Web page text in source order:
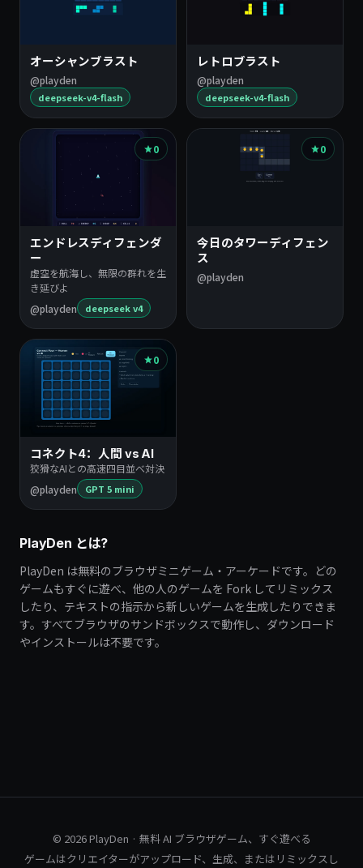
オーシャンブラスト
@playden
deepseek-v4-flash
レトロブラスト
@playden
deepseek-v4-flash
0
エンドレスディフェンダ
ー
虚空を航海し、無限の群れを生
き延びよ
@playden
deepseek v4
0
今日のタワーディフェン
ス
@playden
0
コネクト4：人間 vs AI
狡猾なAIとの高速四目並べ対決
@playden
GPT 5 mini
PlayDen とは?
PlayDen は無料のブラウザミニゲーム・アーケードです。どの
ゲームもすぐに遊べ、他の人のゲームを Fork してリミックス
したり、テキストの指示から新しいゲームを生成したりできま
す。すべてブラウザのサンドボックスで動作し、ダウンロード
やインストールは不要です。
© 2026 PlayDen · 無料 AI ブラウザゲーム、すぐ遊べる
ゲームはクリエイターがアップロード、生成、またはリミックスし